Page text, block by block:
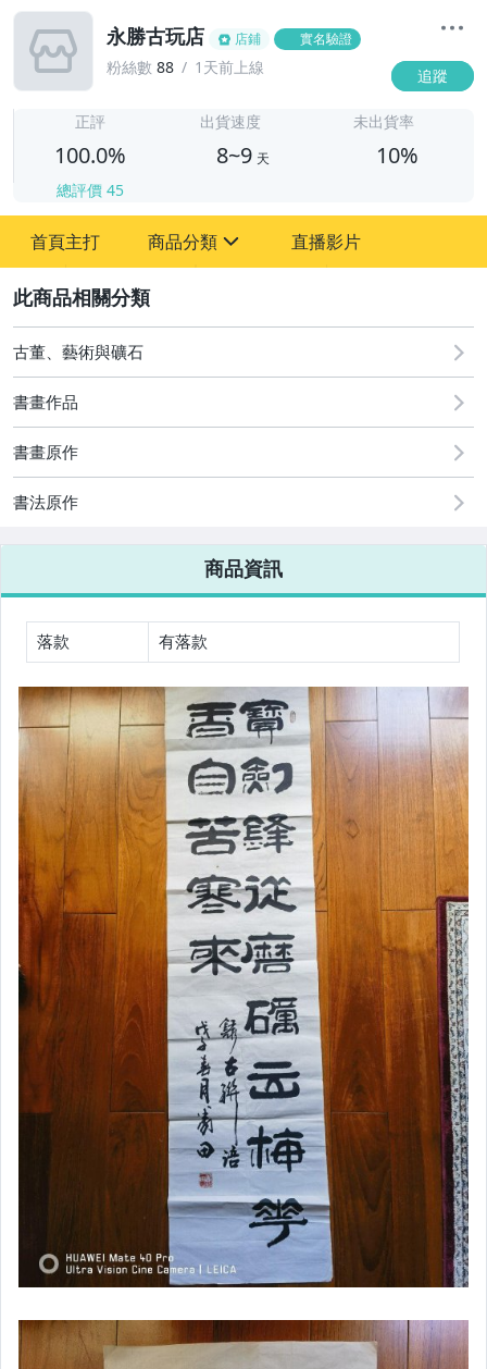
永勝古玩店 店鋪 實名驗證
粉絲數 88 1天前上線 追蹤
正評
100.0%
總評價 45
出貨速度
8~9 天
未出貨率
10%
首頁主打 商品分類
其它
直播影片
古董、藝術與礦石
書畫作品
書畫原作
書法原作
商品資訊
落款 有落款